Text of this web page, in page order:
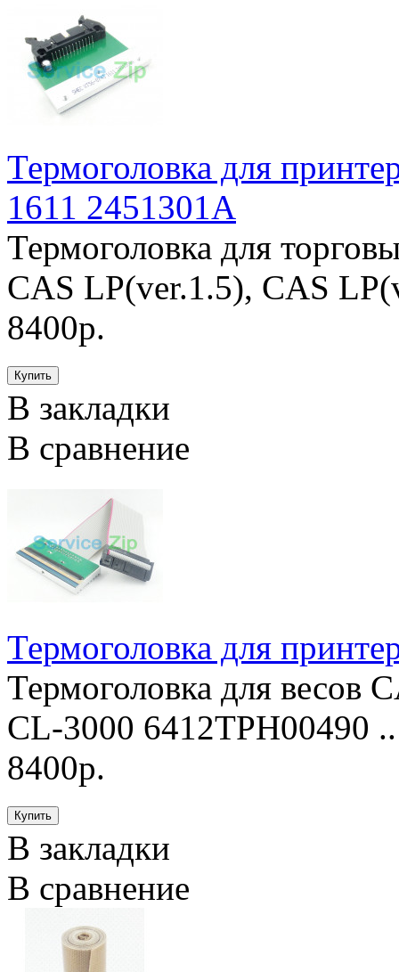
Термоголовка для
1611 2451301A
Термоголовка для
CAS LP(ver.1.5), CAS
8400р.
В закладки
В сравнение
Термоголовка для
Термоголовка для весов
CL-3000 6412TPH00490 ..
8400р.
В закладки
В сравнение